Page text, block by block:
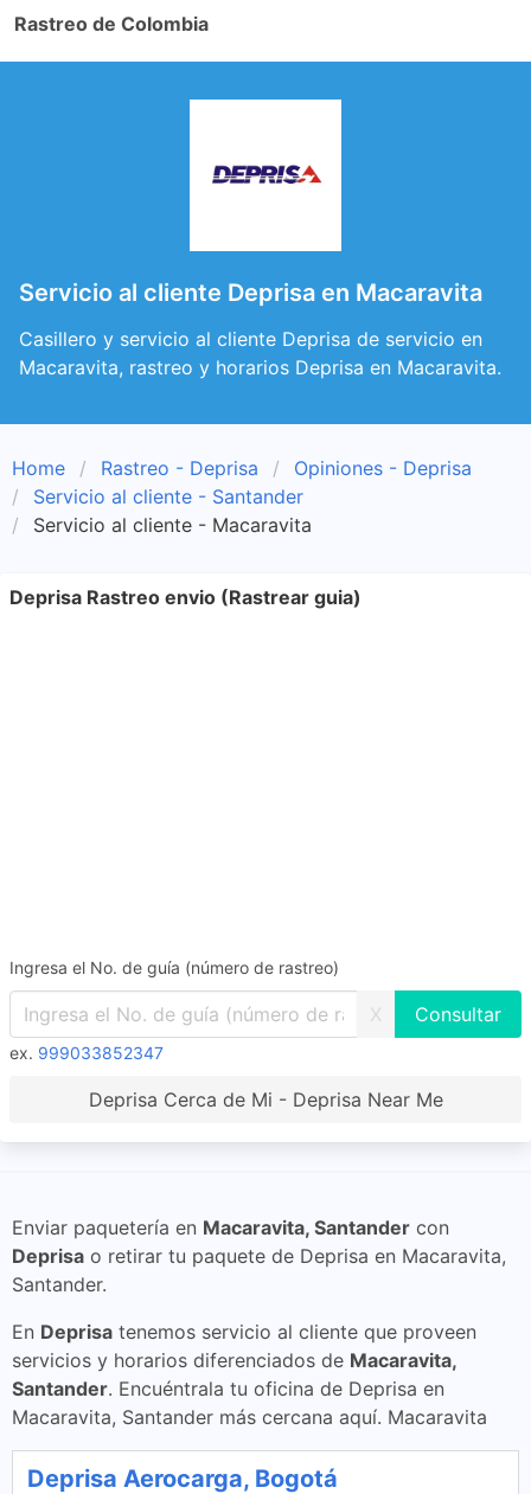
Rastreo de Colombia
Servicio al cliente Deprisa en Macaravita
Casillero y servicio al cliente Deprisa de servicio en
Macaravita, rastreo y horarios Deprisa en Macaravita.
Home Rastreo - Deprisa
Opiniones - Deprisa
Servicio al cliente - Santander
Servicio al cliente - Macaravita
Deprisa Rastreo envio (Rastrear guia)
Ingresa el No. de guía (número de rastreo)
X
ex. 999033852347
Deprisa Cerca de Mi - Deprisa Near Me
Enviar paquetería en Macaravita, Santander con
Deprisa o retirar tu paquete de Deprisa en Macaravita,
Santander.
En Deprisa tenemos servicio al cliente que proveen
servicios y horarios diferenciados de Macaravita,
Santander. Encuéntrala tu oficina de Deprisa en
Macaravita, Santander más cercana aquí. Macaravita
Deprisa Aerocarga, Bogotá